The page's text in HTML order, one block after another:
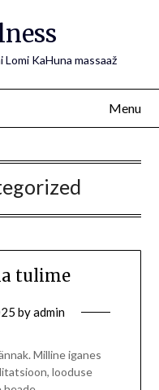
KaHuna massaaž
Menu
tulime
byadmin
Milline iganes
looduse